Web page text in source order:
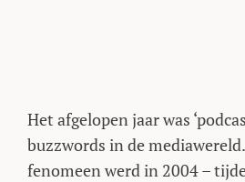
Het afgelopen jaar was
buzzwords in de
fenomeen werd in 2004 –